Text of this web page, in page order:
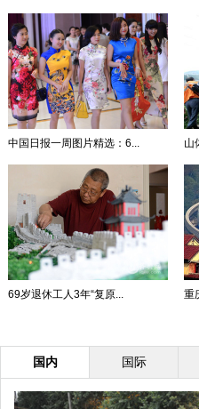
中国日报一周图片精选：6... 山
69岁退休工人3年“复原... 重
国内 国际